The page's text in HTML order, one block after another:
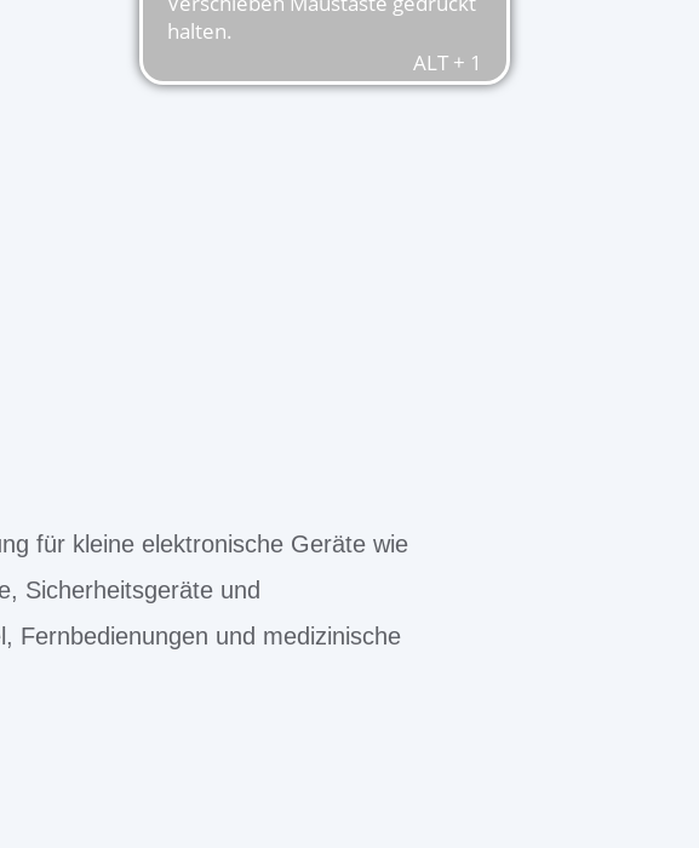
für kleine elektronische Geräte wie
Sicherheitsgeräte und
Fernbedienungen und medizinische